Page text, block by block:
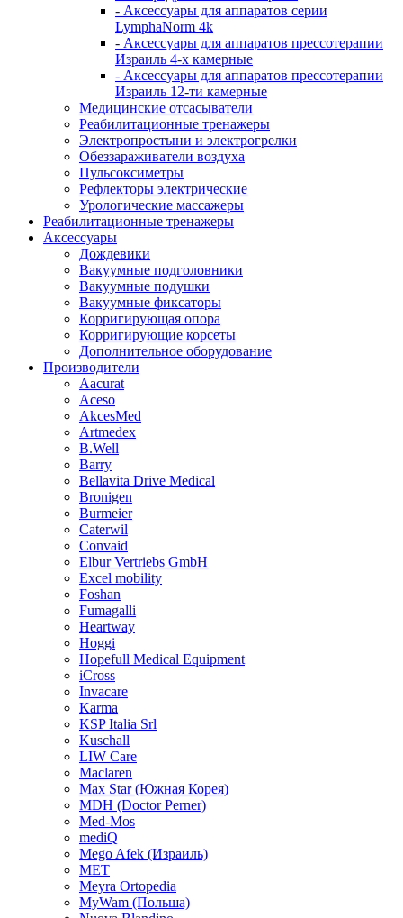
- Аксессуары для аппаратов серии
LymphaNorm 4k
- Аксессуары для аппаратов прессотерапии
Израиль 4-х камерные
- Аксессуары для аппаратов прессотерапии
Израиль 12-ти камерные
Медицинские отсасыватели
Реабилитационные тренажеры
Электропростыни и электрогрелки
Обеззараживатели воздуха
Пульсоксиметры
Рефлекторы электрические
Урологические массажеры
Реабилитационные тренажеры
Аксессуары
Дождевики
Вакуумные подголовники
Вакуумные подушки
Вакуумные фиксаторы
Корригирующая опора
Корригирующие корсеты
Дополнительное оборудование
Производители
Aacurat
Aceso
AkcesMed
Artmedex
B.Well
Barry
Bellavita Drive Medical
Bronigen
Burmeier
Caterwil
Convaid
Elbur Vertriebs GmbH
Excel mobility
Foshan
Fumagalli
Heartway
Hoggi
Hopefull Medical Equipment
iCross
Invacare
Karma
KSP Italia Srl
Kuschall
LIW Care
Maclaren
Max Star (Южная Корея)
MDH (Doctor Perner)
Med-Mos
mediQ
Mego Afek (Израиль)
MET
Meyra Ortopedia
MyWam (Польша)